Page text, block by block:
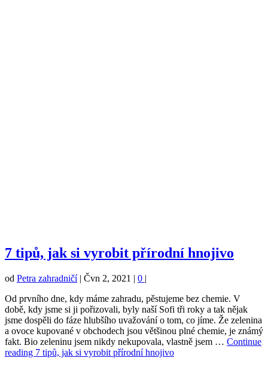
7 tipů, jak si vyrobit přírodní hnojivo
od Petra zahradničí| Čvn 2, 2021 | 0 |
Od prvního dne, kdy máme zahradu, pěstujeme bez chemie. V
době, kdy jsme si ji pořizovali, byly naší Sofi tři roky a tak nějak
jsme dospěli do fáze hlubšího uvažování o tom, co jíme. Že zelenina
a ovoce kupované v obchodech jsou většinou plné chemie, je známý
fakt. Bio zeleninu jsem nikdy nekupovala, vlastně jsem … Continue
reading 7 tipů, jak si vyrobit přírodní hnojivo